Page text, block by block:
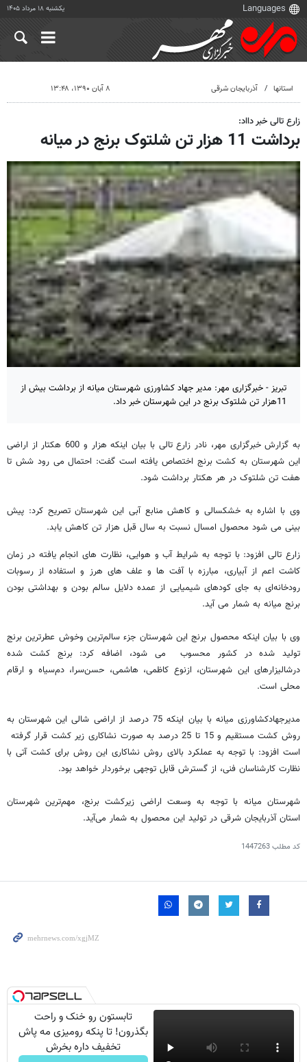
یکشنبه ۱۸ مرداد ۱۴۰۵
استانها آذربایجان شرقی ۸ آبان ۱۳۹۰، ۱۳:۴۸
زارع تالی خبر دااد:
برداشت 11 هزار تن شلتوک برنج در میانه
تبریز - خبرگزاری مهر: مدیر جهاد کشاورزی شهرستان میانه از برداشت بیش از
11هزار تن شلتوک برنج در این شهرستان خبر داد.
به گزارش خبرگزاری مهر، نادر زارع تالی با بیان اینکه هزار و 600 هکتار از اراضی
این شهرستان به کشت برنج اختصاص یافته است گفت: احتمال می رود شش تا
هفت تن شلتوک در هر هکتار برداشت شود.
وی با اشاره به خشکسالی و کاهش منابع آبی این شهرستان تصریح کرد: پیش
بینی می شود محصول امسال نسبت به سال قبل هزار تن کاهش یابد.
زارع تالی افزود: با توجه به شرایط آب و هوایی، نظارت های انجام یافته در زمان
کاشت اعم از آبیاری، مبارزه با آفت ها و علف های هرز و استفاده از رسوبات
رودخانه‌ای به جای کودهای شیمیایی از عمده دلایل سالم بودن و بهداشتی بودن
برنج میانه به شمار می آید.
وی با بیان اینکه محصول برنج این شهرستان جزء سالم‌ترین وخوش عطرترین برنج
تولید شده در کشور محسوب می شود، اضافه کرد: برنج کشت شده
درشالیزارهای این شهرستان، ازنوع کاظمی، هاشمی، حسن‌سرا، دم‌سیاه و ارقام
محلی است.
مدیرجهادکشاورزی میانه با بیان اینکه 75 درصد از اراضی شالی این شهرستان به
روش کشت مستقیم و 15 تا 25 درصد به صورت نشاکاری زیر کشت قرار گرفته
است افزود: با توجه به عملکرد بالای روش نشاکاری این روش برای کشت آتی با
نظارت کارشناسان فنی، از گسترش قابل توجهی برخوردار خواهد بود.
شهرستان میانه با توجه به وسعت اراضی زیرکشت برنج، مهم‌ترین شهرستان
استان آذربایجان شرقی در تولید این محصول به شمار می‌آید.
کد مطلب1447263
تابستون رو خنک و راحت
بگذرون! تا پنکه رومیزی مه پاش
تخفیف داره بخرش